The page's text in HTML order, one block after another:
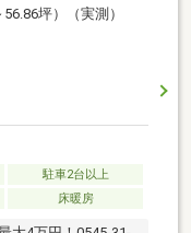
56.86坪）（実測）
駐車2台以上
床暖房